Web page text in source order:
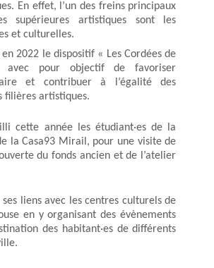
En effet, l’un des freins principaux
supérieures artistiques sont les
et culturelles.
en 2022 le dispositif « Les Cordées de
avec pour objectif de favoriser
et contribuer à l’égalité des
filières artistiques.
cette année les étudiant·es de la
la Casa93 Mirail, pour une visite de
du fonds ancien et de l’atelier
ses liens avec les centres culturels de
en y organisant des évènements
des habitant·es de différents